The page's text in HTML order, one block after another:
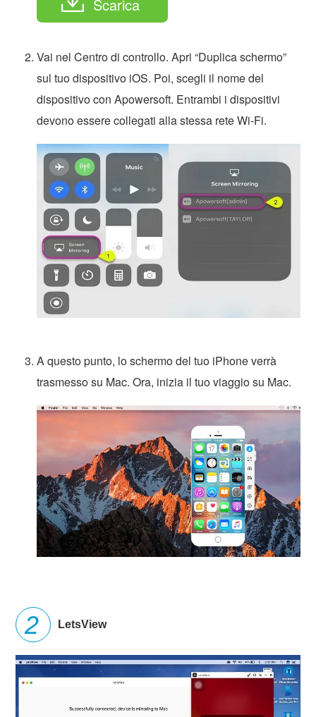
Scarica
Vai nel Centro di controllo. Apri “Duplica schermo”
sul tuo dispositivo iOS. Poi, scegli il nome del
dispositivo con Apowersoft. Entrambi i dispositivi
devono essere collegati alla stessa rete Wi-Fi.
A questo punto, lo schermo del tuo iPhone verrà
trasmesso su Mac. Ora, inizia il tuo viaggio su Mac.
LetsView